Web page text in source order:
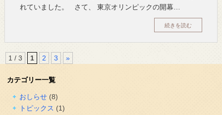
れていました。 さて、 東京オリンピックの開幕…
続きを読む
1 / 3 1 2 3 »
カテゴリー一覧
おしらせ(8)
トピックス (1)